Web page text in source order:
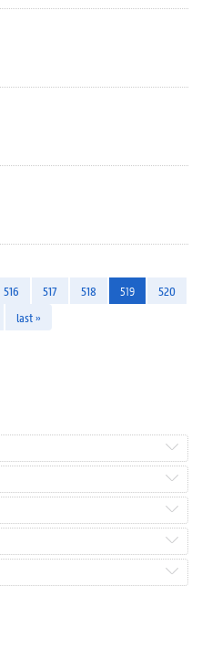
516 517 518 519
520
last »